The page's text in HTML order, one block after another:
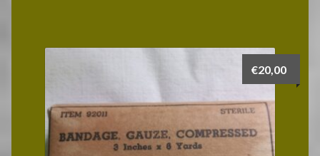
€20,00